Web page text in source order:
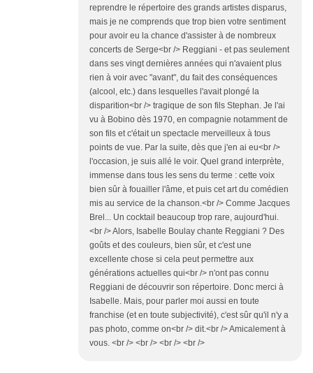
reprendre le répertoire des grands artistes disparus,
mais je ne comprends que trop bien votre sentiment
pour avoir eu la chance d'assister à de nombreux
concerts de Serge<br /> Reggiani - et pas seulement
dans ses vingt dernières années qui n'avaient plus
rien à voir avec "avant", du fait des conséquences
(alcool, etc.) dans lesquelles l'avait plongé la
disparition<br /> tragique de son fils Stephan. Je l'ai
vu à Bobino dès 1970, en compagnie notamment de
son fils et c'était un spectacle merveilleux à tous
points de vue. Par la suite, dès que j'en ai eu<br />
l'occasion, je suis allé le voir. Quel grand interprète,
immense dans tous les sens du terme : cette voix
bien sûr à fouailler l'âme, et puis cet art du comédien
mis au service de la chanson.<br /> Comme Jacques
Brel... Un cocktail beaucoup trop rare, aujourd'hui.
<br /> Alors, Isabelle Boulay chante Reggiani ? Des
goûts et des couleurs, bien sûr, et c'est une
excellente chose si cela peut permettre aux
générations actuelles qui<br /> n'ont pas connu
Reggiani de découvrir son répertoire. Donc merci à
Isabelle. Mais, pour parler moi aussi en toute
franchise (et en toute subjectivité), c'est sûr qu'il n'y a
pas photo, comme on<br /> dit.<br /> Amicalement à
vous. <br /> <br /> <br /> <br />